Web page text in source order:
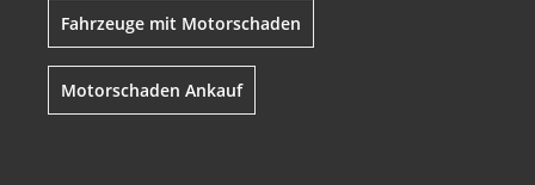
Fahrzeuge mit Motorschaden
Motorschaden Ankauf